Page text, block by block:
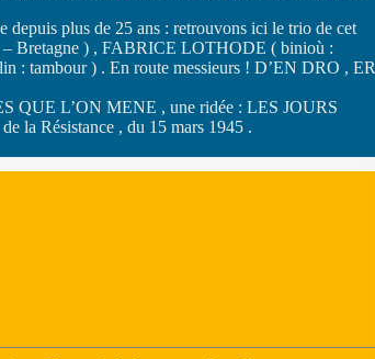
plus de 25 ans : retrouvons ici le trio de cet
Bretagne ) , FABRICE LOTHODE ( binioù :
: tambour ) . En route messieurs ! D’EN DRO , ER
QUE L’ON MENE , une ridée : LES JOURS
la Résistance , du 15 mars 1945 .